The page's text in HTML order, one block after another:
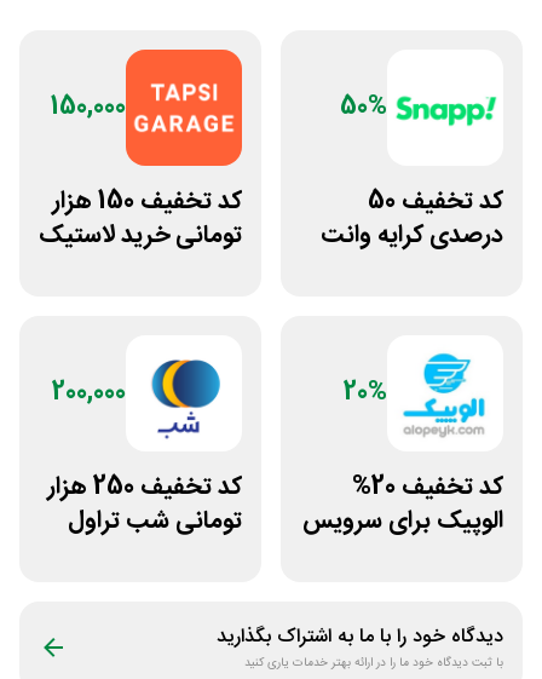
50%
کد تخفیف 50
درصدی کرایه وانت
150,000
کد تخفیف 150 هزار
تومانی خرید لاستیک
20%
کد تخفیف 20%
الوپیک برای سرویس
200,000
کد تخفیف 250 هزار
تومانی شب تراول
دیدگاه خود را با ما به اشتراک بگذارید
با ثبت دیدگاه خود ما را در ارائه بهتر خدمات یاری کنید